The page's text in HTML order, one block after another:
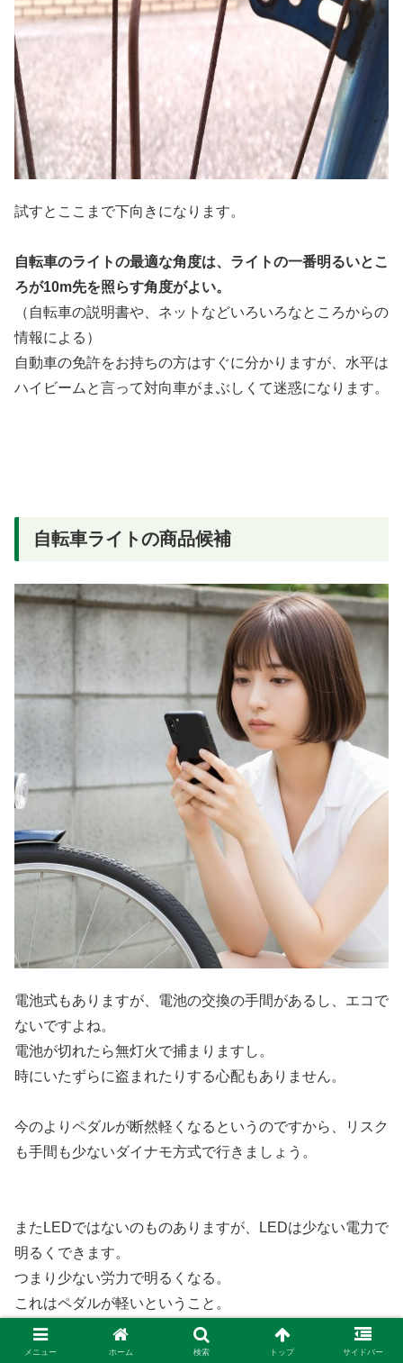
試すとここまで下向きになります。
自転車のライトの最適な角度は、ライトの一番明るいとこ
ろが10m先を照らす角度がよい。
（自転車の説明書や、ネットなどいろいろなところからの
情報による）
自動車の免許をお持ちの方はすぐに分かりますが、水平は
ハイビームと言って対向車がまぶしくて迷惑になります。
自転車ライトの商品候補
電池式もありますが、電池の交換の手間があるし、エコで
ないですよね。
電池が切れたら無灯火で捕まりますし。
時にいたずらに盗まれたりする心配もありません。
今のよりペダルが断然軽くなるというのですから、リスク
も手間も少ないダイナモ方式で行きましょう。
またLEDではないのものありますが、LEDは少ない電力で
明るくできます。
つまり少ない労力で明るくなる。
これはペダルが軽いということ。
価格なんていくらも変わりませんから、LEDにしない理由
メニュー ホーム 検索 トップ サイドバー